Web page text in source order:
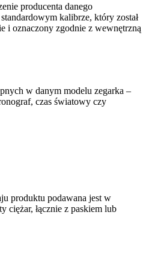
producenta danego
kalibrze, który został
i oznaczony zgodnie z wewnętrzną
w danym modelu zegarka –
czas światowy czy
produktu podawana jest w
ciężar, łącznie z paskiem lub